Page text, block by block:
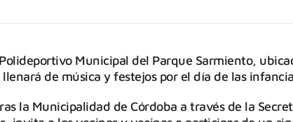
Municipal del Parque Sarmiento,
de música y festejos por el día de las
la Municipalidad de Córdoba a través de la